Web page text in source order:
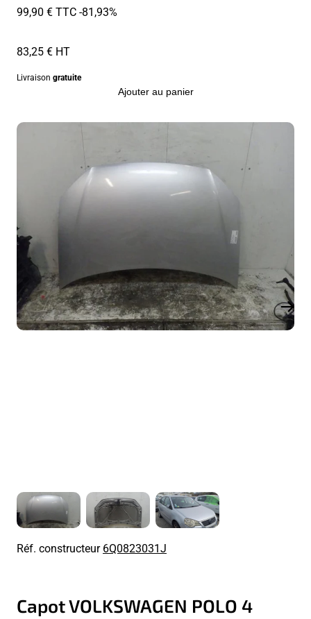
99,90 € TTC-81,93%
83,25 € HT
Livraison gratuite
Ajouter au panier
Réf. constructeur6Q0823031J
Capot VOLKSWAGEN POLO 4